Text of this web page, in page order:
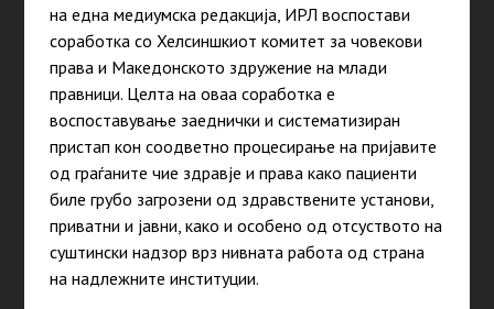
на една медиумска редакција, ИРЛ воспостави
соработка со Хелсиншкиот комитет за човекови
права и Македонското здружение на млади
правници. Целта на оваа соработка е
воспоставување заеднички и систематизиран
пристап кон соодветно процесирање на пријавите
од граѓаните чие здравје и права како пациенти
биле грубо загрозени од здравствените установи,
приватни и јавни, како и особено од отсуството на
суштински надзор врз нивната работа од страна
на надлежните институции.